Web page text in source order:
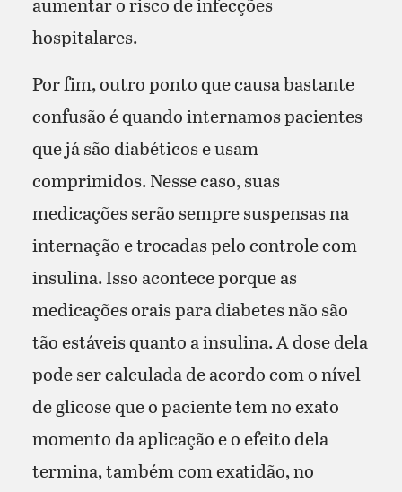
hospitalares.
Por fim, outro ponto que causa bastante
confusão é quando internamos pacientes
que já são diabéticos e usam
comprimidos. Nesse caso, suas
medicações serão sempre suspensas na
internação e trocadas pelo controle com
insulina. Isso acontece porque as
medicações orais para diabetes não são
tão estáveis quanto a insulina. A dose dela
pode ser calculada de acordo com o nível
de glicose que o paciente tem no exato
momento da aplicação e o efeito dela
termina, também com exatidão, no